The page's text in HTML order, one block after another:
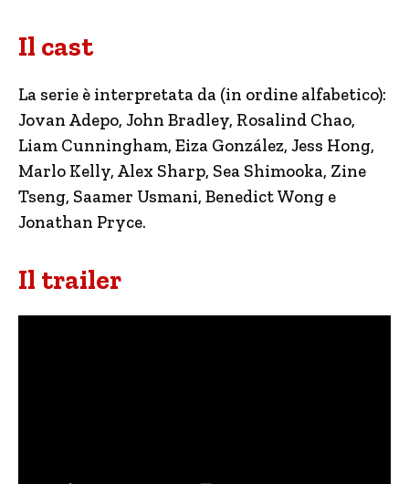
Il cast
La serie è interpretata da (in ordine alfabetico):
Jovan Adepo, John Bradley, Rosalind Chao,
Liam Cunningham, Eiza González, Jess Hong,
Marlo Kelly, Alex Sharp, Sea Shimooka, Zine
Tseng, Saamer Usmani, Benedict Wong e
Jonathan Pryce.
Il trailer